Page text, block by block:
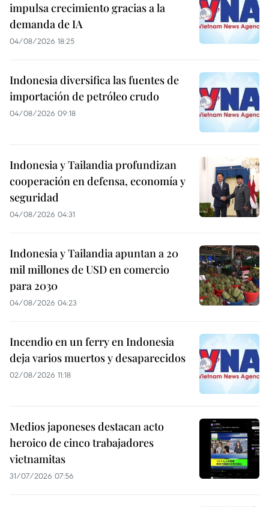
impulsa crecimiento gracias a la
demanda de IA
04/08/2026 18:25
Indonesia diversifica las fuentes de
importación de petróleo crudo
04/08/2026 09:18
Indonesia y Tailandia profundizan
cooperación en defensa, economía y
seguridad
04/08/2026 04:31
Indonesia y Tailandia apuntan a 20
mil millones de USD en comercio
para 2030
04/08/2026 04:23
Incendio en un ferry en Indonesia
deja varios muertos y desaparecidos
02/08/2026 11:18
Medios japoneses destacan acto
heroico de cinco trabajadores
vietnamitas
31/07/2026 07:56